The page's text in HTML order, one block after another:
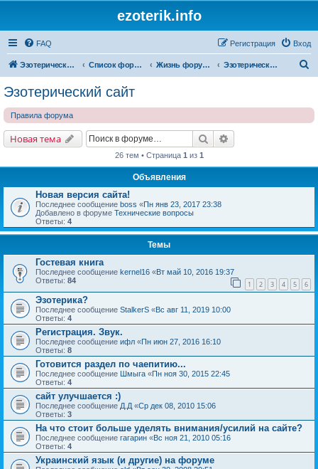
ezoterik.info
FAQ Вход
Регистрация
Эзотерический сайт Список форумов Жизнь форума и сайта Эзотерический сайт
Эзотерический сайт
Правила форума
Новая тема Поиск
26 тем • Страница 1 из 1
Объявления
Новая версия сайта!
Последнее сообщение boss «Пн янв 23, 2017 23:38
Добавлено в форуме Технические вопросы
Ответы: 4
Темы
Гостевая книга
Последнее сообщение kernel16 «Вт май 10, 2016 19:37
Ответы: 84 1 2 3 4 5 6
Эзотерика?
Последнее сообщение StalkerS «Вс авг 11, 2019 10:00
Ответы: 4
Регистрация. Звук.
Последнее сообщение ифл «Пн июн 27, 2016 16:10
Ответы: 8
Готовится раздел по чаепитию...
Последнее сообщение Шмыга «Пн ноя 30, 2015 22:45
Ответы: 4
сайт улучшается :)
Последнее сообщение Д.Д «Ср дек 08, 2010 15:06
Ответы: 3
На что стоит больше уделять внимания/усилий на сайте?
Последнее сообщение гагарин «Вс ноя 21, 2010 05:16
Ответы: 4
Украинский язык (и другие) на форуме